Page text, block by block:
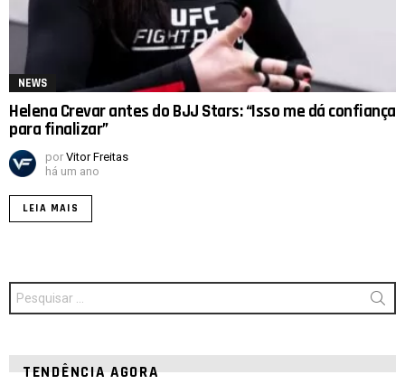
NEWS
Helena Crevar antes do BJJ Stars: “Isso me dá confiança
para finalizar”
por Vitor Freitas
há um ano
LEIA MAIS
Procurar
por:
TENDÊNCIA AGORA